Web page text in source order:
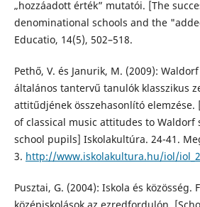
„hozzáadott érték” mutatói. [The
denominational schools and the
Educatio, 14(5), 502–518.
Pethő, V. és Janurik, M. (2009):
általános tantervű tanulók klasszikus
attitűdjének összehasonlító elemzése.
of classical music attitudes to Waldorf
school pupils] Iskolakultúra. 24-41.
3. http://www.iskolakultura.hu/iol/
Pusztai, G. (2004): Iskola és közösség.